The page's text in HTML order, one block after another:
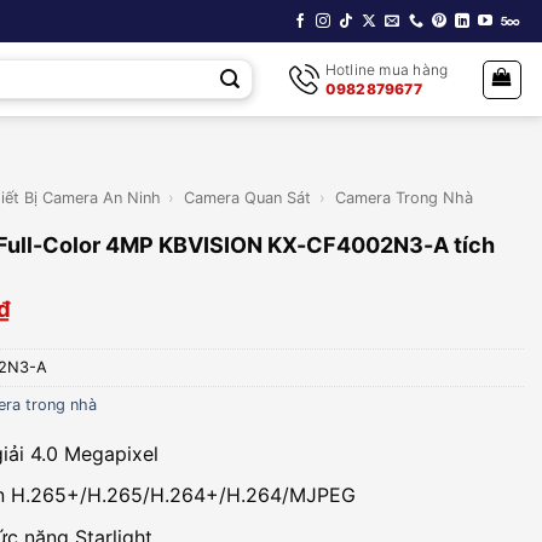
Hotline mua hàng
0982879677
Bị Camera An Ninh › Camera Quan Sát › Camera Trong Nhà
Color 4MP KBVISION KX-CF4002N3-A tích
A
trong nhà
4.0 Megapixel
H.265+/H.265/H.264+/H.264/MJPEG
năng Starlight